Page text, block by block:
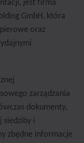
jest firma
GmbH, która
oraz
zarządzania
dokumenty,
siedziby i
zbędne informacje